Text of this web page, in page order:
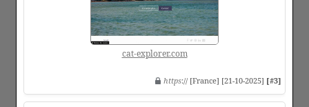
cat-explorer.com
https:// [France] [21-10-2025] [#3]